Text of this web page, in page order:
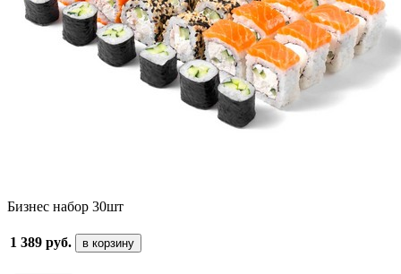
Бизнес набор 30шт
1 389 руб. в корзину